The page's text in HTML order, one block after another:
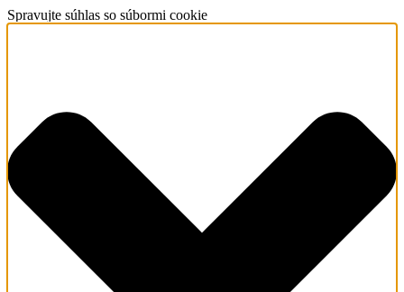
Spravujte súhlas so súbormi cookie